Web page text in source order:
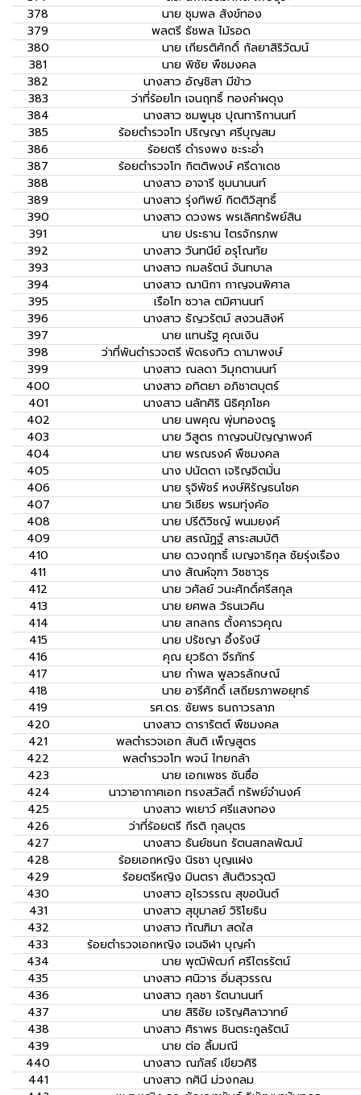
378
นาย ชุมพล สังข์ทอง
379
พลตรี ธัชพล ไม้รอด
380
นาย เกียรติศักดิ์ กัลยาสิริวัฒน์
381
นาย พิชัย พืชมงคล
382
นางสาว อัญชิสา มีข้าว
383
ว่าที่ร้อยโท เจนฤทธิ์ ทองคำผดุง
384
นางสาว ชมพูนุช ปุณทาริกานนท์
385
ร้อยตำรวจโท ปริญญา ศรีบุญสม
386
ร้อยตรี ดำรงพง ชะระอ่ำ
387
ร้อยตำรวจโท กิตติพงษ์ ศรีดาเดช
388
นางสาว อาจารี ชุมนานนท์
389
นางสาว รุ่งทิพย์ กิตติวิสุทธิ์
390
นางสาว ดวงพร พรเลิศทรัพย์สิน
391
นาย ประธาน ไตรจักรภพ
392
นางสาว วันทนีย์ อรุโณทัย
393
นางสาว กมลรัตน์ จันทบาล
394
นางสาว ฌานิกา กาญจนพิศาล
395
เรือโท ชวาล ตมิศานนท์
396
นางสาว ธัญวรัตม์ สงวนสิงห์
397
นาย แทนรัฐ คุณเงิน
398
ว่าที่พันตำรวจตรี พัดธงทิว ดามาพงษ์
399
นางสาว ณลดา วิมุกตานนท์
400
นางสาว อทิตยา อภิชาตบุตร์
401
นางสาว นลัทศิริ นิธิศุภโชค
402
นาย นพคุณ พุ่มทองตรู
403
นาย วิสูตร กาญจนปัญญาพงศ์
404
นาย พรณรงค์ พืชมงคล
405
นาง ปนัดดา เจริญจิตมั่น
406
นาย รุจิพัชร์ หงษ์หิรัญธนโชค
407
นาย วิเชียร พรมทุ่งค้อ
408
นาย ปรีดิวิชญ์ พนมยงค์
409
นาย สรณัฏฐ์ สาระสมบัติ
410
นาย ดวงฤทธิ์ เบญจาธิกุล ชัยรุ่งเรือง
411
นาง สัณห์จุฑา วิชชาวุธ
412
นาย วศัลย์ วนะศักดิ์ศรีสกุล
413
นาย ยศพล วัธนเวคิน
414
นาย สกลกร ตั้งคารวคุณ
415
นาย ปรัชญา อึ้งรังษี
416
คุณ ยุวธิดา จีรภัทร์
417
นาย กำพล พูลวรลักษณ์
418
นาย อารีศักดิ์ เสถียรภาพอยุทธ์
419
รศ.ดร. ชัยพร ธนถาวรลาภ
420
นางสาว ดารารัตต์ พืชมงคล
421
พลตำรวจเอก สันติ เพ็ญสูตร
422
พลตำรวจโท พจน์ ไทยกล้า
423
นาย เอกเพชร ชันซื่อ
424
นาวาอากาศเอก ทรงสวัสดิ์ ทรัพย์จำนงค์
425
นางสาว พเยาว์ ศรีแสงทอง
426
ว่าที่ร้อยตรี กีรติ กุลบุตร
427
นางสาว ธันย์ชนก รัตนสกลพัฒน์
428
ร้อยเอกหญิง นิรชา บุญแฝง
429
ร้อยตรีหญิง มินตรา สันติวรวุฒิ
430
นางสาว อุไรวรรณ สุขอนันต์
431
นางสาว สุขุมาลย์ วิริโยธิน
432
นางสาว ทัณฑิมา สดใส
433
ร้อยตำรวจเอกหญิง เจนจิฬา บุญคำ
434
นาย พุฒิพัฒก์ ศรีไตรรัตน์
435
นางสาว ศนิวาร อิ่มสุวรรณ
436
นางสาว กุลชา รัตนานนท์
437
นาย สิริชัย เจริญศิลาวาทย์
438
นางสาว ศิราพร ชินตระกูลรัตน์
439
นาย ต่อ ลิ้มมณี
440
นางสาว ณภัสร์ เขียวศิริ
441
นางสาว กศินี ม่วงกลม